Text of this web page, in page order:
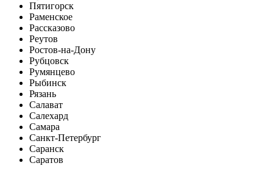
Пятигорск
Раменское
Рассказово
Реутов
Ростов-на-Дону
Рубцовск
Румянцево
Рыбинск
Рязань
Салават
Салехард
Самара
Санкт-Петербург
Саранск
Саратов